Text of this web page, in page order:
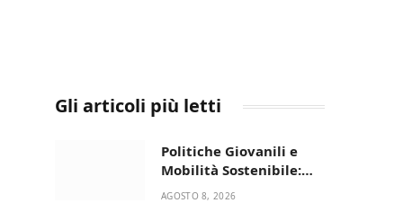
Gli articoli più letti
Politiche Giovanili e
Mobilità Sostenibile:
premiati gli studenti
AGOSTO 8, 2026